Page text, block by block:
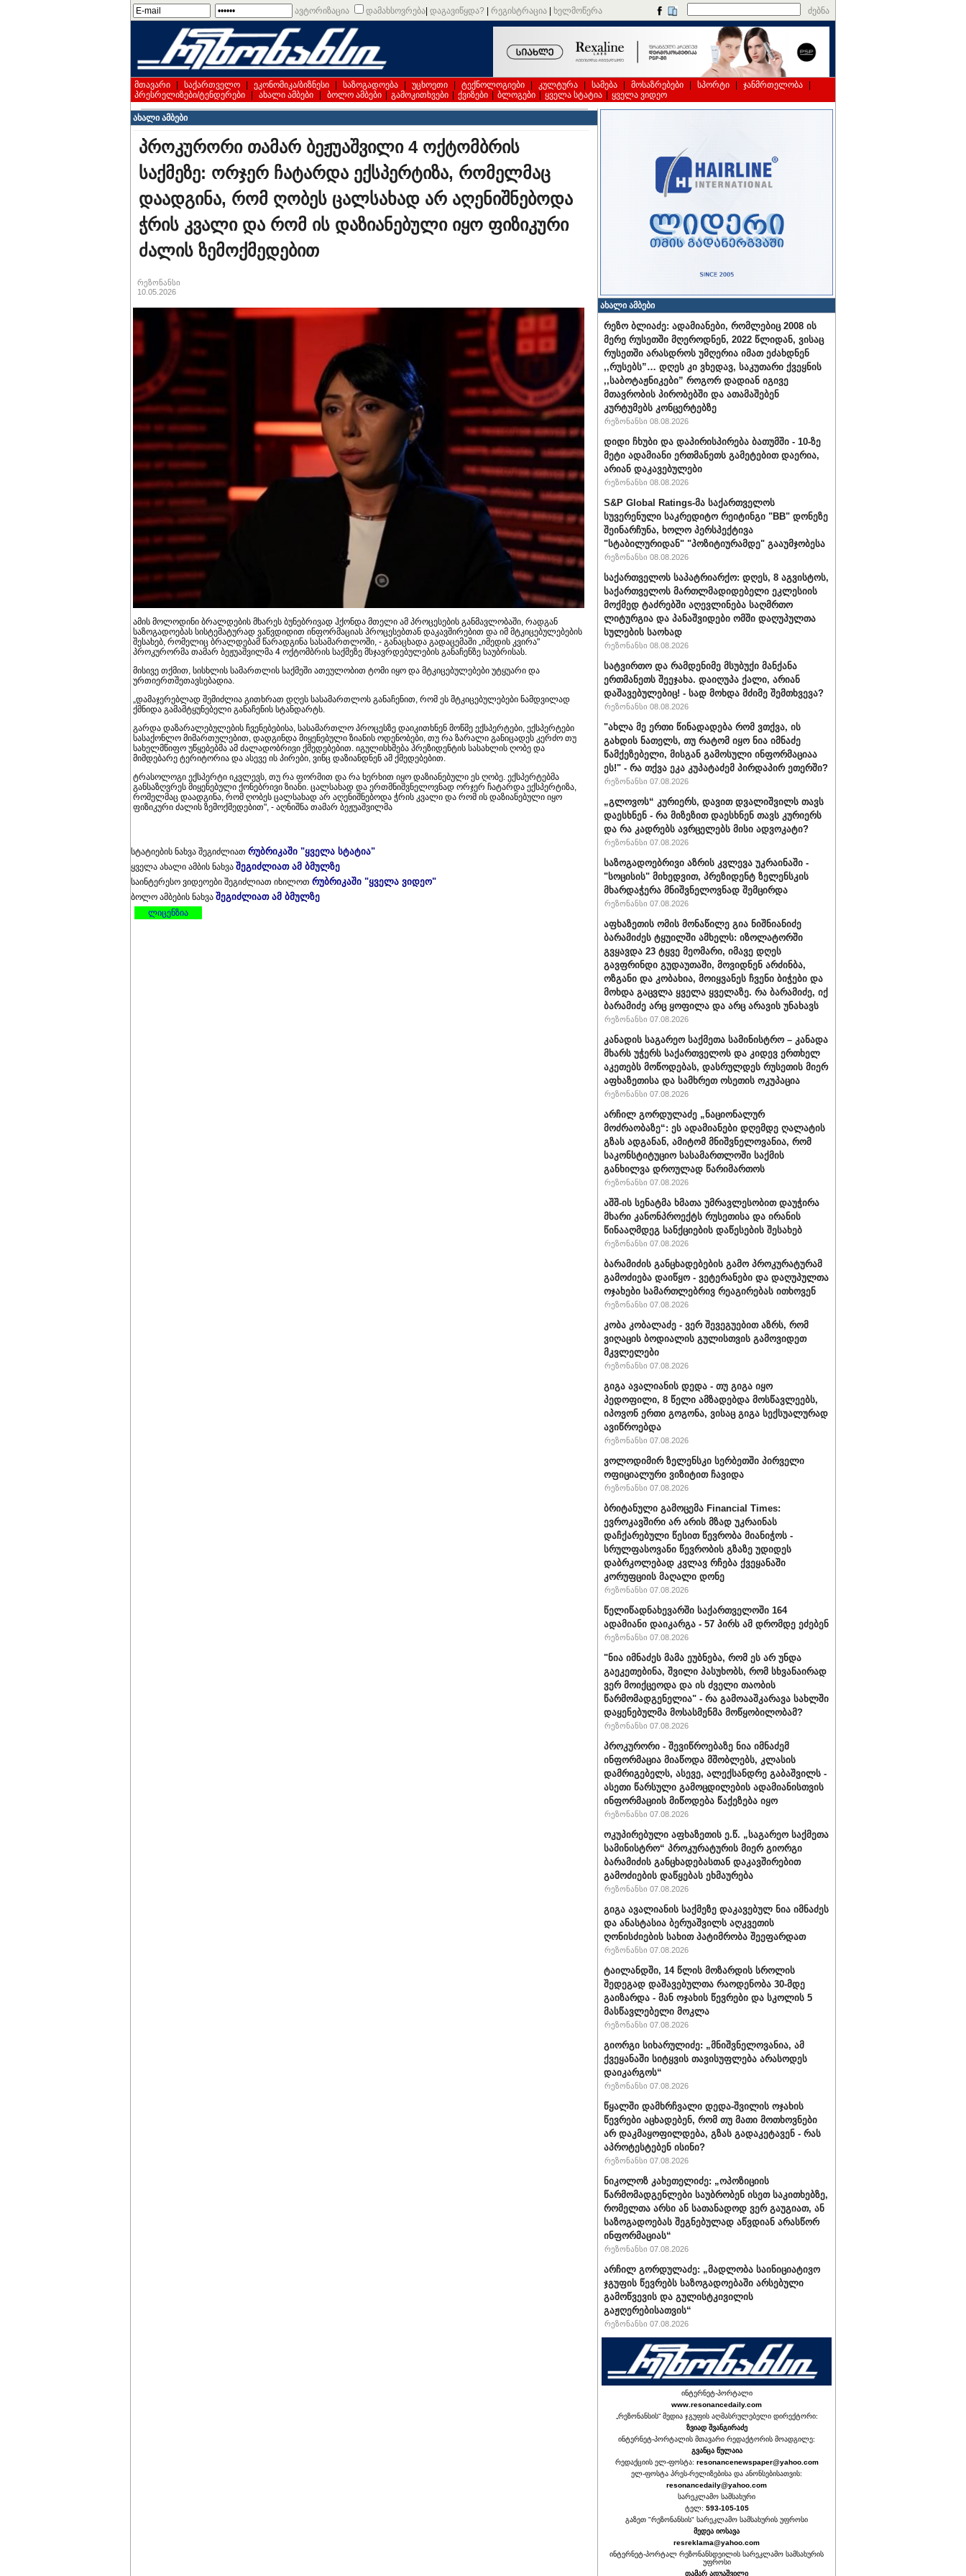
ავტორიზაცია დამახსოვრება დაგავიწყდა? რეგისტრაცია ხელმოწერა ძებნა
მთავარი საქართველო ეკონომიკა/ბიზნესი საზოგადოება უცხოეთი ტექნოლოგიები კულტურა სამება მოსაზრებები სპორტი ჯანმრთელობა
პრესრელიზები/ტენდერები
ახალი ამბები ბოლო ამბები გამოკითხვები ქვიზები ბლოგები ყველა სტატია ყველა ვიდეო
ახალი ამბები
პროკურორი თამარ ბეჟუაშვილი 4 ოქტომბრის
საქმეზე: ორჯერ ჩატარდა ექსპერტიზა, რომელმაც
დაადგინა, რომ ღობეს ცალსახად არ აღენიშნებოდა
ჭრის კვალი და რომ ის დაზიანებული იყო ფიზიკური
ძალის ზემოქმედებით
რეზონანსი
10.05.2026
ამის მოლოდინი ბრალდების მხარეს ბუნებრივად ჰქონდა მთელი ამ პროცესების განმავლობაში, რადგან
საზოგადოებას სისტემატურად ვაწვდიდით ინფორმაციას პროცესებთან დაკავშირებით და იმ მტკიცებულებების
შესახებ, რომელიც ბრალდებამ წარადგინა სასამართლოში, - განაცხადა გადაცემაში „იმედის კვირა"
პროკურორმა თამარ ბეჟუაშვილმა 4 ოქტომბრის საქმეზე მსჯავრდებულების განაჩენზე საუბრისას.
მისივე თქმით, სისხლის სამართლის საქმეში ათეულობით ტომი იყო და მტკიცებულებები უტყუარი და
ურთიერთშეთავსებადია.
„დამაჯერებლად შემიძლია გითხრათ დღეს სასამართლოს განაჩენით, რომ ეს მტკიცებულებები ნამდვილად
ქმნიდა გამამტყუნებელი განაჩენის სტანდარტს.
გარდა დაზარალებულების ჩვენებებისა, სასამართლო პროცესზე დაიკითხნენ მოწმე ექსპერტები, ექსპერტები
სასაქონლო მიმართულებით, დადგინდა მიყენებული ზიანის ოდენობები, თუ რა ზარალი განიცადეს კერძო თუ
სახელმწიფო უწყებებმა ამ ძალადობრივი ქმედებებით. იგულისხმება პრეზიდენტის სასახლის ღობე და
მიმდებარე ტერიტორია და ასევე ის პირები, ვინც დაზიანდნენ ამ ქმედებებით.
ტრასოლოგი ექსპერტი იკვლევს, თუ რა ფორმით და რა ხერხით იყო დაზიანებული ეს ღობე. ექსპერტებმა
განსაზღვრეს მიყენებული ქონებრივი ზიანი. ცალსახად და ერთმნიშვნელოვნად ორჯერ ჩატარდა ექსპერტიზა,
რომელმაც დაადგინა, რომ ღობეს ცალსახად არ აღენიშნებოდა ჭრის კვალი და რომ ის დაზიანებული იყო
ფიზიკური ძალის ზემოქმედებით", - აღნიშნა თამარ ბეჟუაშვილმა
სტატიების ნახვა შეგიძლიათ რუბრიკაში "ყველა სტატია"
ყველა ახალი ამბის ნახვა შეგიძლიათ ამ ბმულზე
საინტერესო ვიდეოები შეგიძლიათ იხილოთ რუბრიკაში "ყველა ვიდეო"
ბოლო ამბების ნახვა შეგიძლიათ ამ ბმულზე
ლიცენზია
ახალი ამბები
რეზო ბლიაძე: ადამიანები, რომლებიც 2008 ის
მერე რუსეთში მღეროდნენ, 2022 წლიდან, ვისაც
რუსეთში არასდროს უმღერია იმათ ეძახდნენ
,,რუსებს”… დღეს კი ვხედავ, საკუთარი ქვეყნის
,,საბოტაჟნიკები” როგორ დადიან იგივე
მთავრობის პირობებში და ათამაშებენ
კურტუმებს კონცერტებზე
რეზონანსი 08.08.2026
დიდი ჩხუბი და დაპირისპირება ბათუმში - 10-ზე
მეტი ადამიანი ერთმანეთს გამეტებით დაერია,
არიან დაკავებულები
რეზონანსი 08.08.2026
S&P Global Ratings-მა საქართველოს
სუვერენული საკრედიტო რეიტინგი "BB" დონეზე
შეინარჩუნა, ხოლო პერსპექტივა
"სტაბილურიდან" "პოზიტიურამდე" გააუმჯობესა
რეზონანსი 08.08.2026
საქართველოს საპატრიარქო: დღეს, 8 აგვისტოს,
საქართველოს მართლმადიდებელი ეკლესიის
მოქმედ ტაძრებში აღევლინება საღმრთო
ლიტურგია და პანაშვიდები ომში დაღუპულთა
სულების საოხად
რეზონანსი 08.08.2026
სატვირთო და რამდენიმე მსუბუქი მანქანა
ერთმანეთს შეეჯახა. დაიღუპა ქალი, არიან
დაშავებულებიც! - სად მოხდა მძიმე შემთხვევა?
რეზონანსი 08.08.2026
"ახლა მე ერთი წინადადება რომ ვთქვა, ის
გახდის ნათელს, თუ რატომ იყო ნია იმნაძე
წამქეზებელი, მისგან გამოსული ინფორმაციაა
ეს!" - რა თქვა ეკა კუპატაძემ პირდაპირ ეთერში?
რეზონანსი 07.08.2026
„გლოვოს“ კურიერს, დავით დვალიშვილს თავს
დაესხნენ - რა მიზეზით დაესხნენ თავს კურიერს
და რა კადრებს ავრცელებს მისი ადვოკატი?
რეზონანსი 07.08.2026
საზოგადოებრივი აზრის კვლევა უკრაინაში -
"სოცისის" მიხედვით, პრეზიდენტ ზელენსკის
მხარდაჭერა მნიშვნელოვნად შემცირდა
რეზონანსი 07.08.2026
აფხაზეთის ომის მონაწილე გია ნიშნიანიძე
ბარამიძეს ტყუილში ამხელს: იზოლატორში
გვყავდა 23 ტყვე მეომარი, იმავე დღეს
გავფრინდი გუდაუთაში, მოვიდნენ არძინბა,
ოზგანი და კობახია, მოიყვანეს ჩვენი ბიჭები და
მოხდა გაცვლა ყველა ყველაზე. რა ბარამიძე, იქ
ბარამიძე არც ყოფილა და არც არავის უნახავს
რეზონანსი 07.08.2026
კანადის საგარეო საქმეთა სამინისტრო – კანადა
მხარს უჭერს საქართველოს და კიდევ ერთხელ
აკეთებს მოწოდებას, დასრულდეს რუსეთის მიერ
აფხაზეთისა და სამხრეთ ოსეთის ოკუპაცია
რეზონანსი 07.08.2026
არჩილ გორდულაძე „ნაციონალურ
მოძრაობაზე“: ეს ადამიანები დღემდე ღალატის
გზას ადგანან, ამიტომ მნიშვნელოვანია, რომ
საკონსტიტუციო სასამართლოში საქმის
განხილვა დროულად წარიმართოს
რეზონანსი 07.08.2026
აშშ-ის სენატმა ხმათა უმრავლესობით დაუჭირა
მხარი კანონპროექტს რუსეთისა და ირანის
წინააღმდეგ სანქციების დაწესების შესახებ
რეზონანსი 07.08.2026
ბარამიძის განცხადებების გამო პროკურატურამ
გამოძიება დაიწყო - ვეტერანები და დაღუპულთა
ოჯახები სამართლებრივ რეაგირებას ითხოვენ
რეზონანსი 07.08.2026
კობა კობალაძე - ვერ შევეგუებით აზრს, რომ
ვიღაცის ბოდიალის გულისთვის გამოვიდეთ
მკვლელები
რეზონანსი 07.08.2026
გიგა ავალიანის დედა - თუ გიგა იყო
პედოფილი, 8 წელი ამზადებდა მოსწავლეებს,
იპოვონ ერთი გოგონა, ვისაც გიგა სექსუალურად
ავიწროებდა
რეზონანსი 07.08.2026
ვოლოდიმირ ზელენსკი სერბეთში პირველი
ოფიციალური ვიზიტით ჩავიდა
რეზონანსი 07.08.2026
ბრიტანული გამოცემა Financial Times:
ევროკავშირი არ არის მზად უკრაინას
დაჩქარებული წესით წევრობა მიანიჭოს -
სრულფასოვანი წევრობის გზაზე უდიდეს
დაბრკოლებად კვლავ რჩება ქვეყანაში
კორუფციის მაღალი დონე
რეზონანსი 07.08.2026
წელიწადნახევარში საქართველოში 164
ადამიანი დაიკარგა - 57 პირს ამ დრომდე ეძებენ
რეზონანსი 07.08.2026
"ნია იმნაძეს მამა ეუბნება, რომ ეს არ უნდა
გაეკეთებინა, შვილი პასუხობს, რომ სხვანაირად
ვერ მოიქცეოდა და ის ძველი თაობის
წარმომადგენელია" - რა გამოააშკარავა სახლში
დაყენებულმა მოსასმენმა მოწყობილობამ?
რეზონანსი 07.08.2026
პროკურორი - შევიწროებაზე ნია იმნაძემ
ინფორმაცია მიაწოდა მშობლებს, კლასის
დამრიგებელს, ასევე, ალექსანდრე გაბაშვილს -
ასეთი წარსული გამოცდილების ადამიანისთვის
ინფორმაციის მიწოდება წაქეზება იყო
რეზონანსი 07.08.2026
ოკუპირებული აფხაზეთის ე.წ. „საგარეო საქმეთა
სამინისტრო“ პროკურატურის მიერ გიორგი
ბარამიძის განცხადებასთან დაკავშირებით
გამოძიების დაწყებას ეხმაურება
რეზონანსი 07.08.2026
გიგა ავალიანის საქმეზე დაკავებულ ნია იმნაძეს
და ანასტასია ბერუაშვილს აღკვეთის
ღონისძიების სახით პატიმრობა შეეფარდათ
რეზონანსი 07.08.2026
ტაილანდში, 14 წლის მოზარდის სროლის
შედეგად დაშავებულთა რაოდენობა 30-მდე
გაიზარდა - მან ოჯახის წევრები და სკოლის 5
მასწავლებელი მოკლა
რეზონანსი 07.08.2026
გიორგი სიხარულიძე: „მნიშვნელოვანია, ამ
ქვეყანაში სიტყვის თავისუფლება არასოდეს
დაიკარგოს“
რეზონანსი 07.08.2026
წყალში დამხრჩვალი დედა-შვილის ოჯახის
წევრები აცხადებენ, რომ თუ მათი მოთხოვნები
არ დაკმაყოფილდება, გზას გადაკეტავენ - რას
აპროტესტებენ ისინი?
რეზონანსი 07.08.2026
ნიკოლოზ კახეთელიძე: „ოპოზიციის
წარმომადგენლები საუბრობენ ისეთ საკითხებზე,
რომელთა არსი ან სათანადოდ ვერ გაუგიათ, ან
საზოგადოებას შეგნებულად აწვდიან არასწორ
ინფორმაციას“
რეზონანსი 07.08.2026
არჩილ გორდულაძე: „მადლობა საინიციატივო
ჯგუფის წევრებს საზოგადოებაში არსებული
გამოწვევის და გულისტკივილის
გაჟღერებისათვის“
რეზონანსი 07.08.2026
ინტერნეტ-პორტალი
www.resonancedaily.com
„რეზონანსის“ მედია ჯგუფის აღმასრულებელი დირექტორი:
ზვიად შვანგირაძე
ინტერნეტ-პორტალის მთავარი რედაქტორის მოადგილე:
გვანცა წულაია
რედაქციის ელ-ფოსტა: resonancenewspaper@yahoo.com
ელ-ფოსტა პრეს-რელიზებისა და ანონსებისათვის:
resonancedaily@yahoo.com
სარეკლამო სამსახური
ტელ: 593-105-105
გაზეთ "რეზონანსის" სარეკლამო სამსახურის უფროსი
მედეა იოსავა
resreklama@yahoo.com
ინტერნეტ-პორტალ რეზონანსდეილის სარეკლამო სამსახურის
უფროსი
თამარ ადუაშვილი